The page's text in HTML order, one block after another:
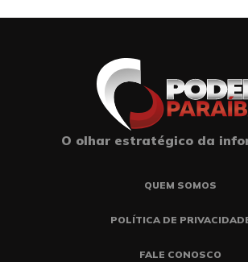
O olhar estratégico da
QUEM SOMOS
POLÍTICA DE
FALE CONOSCO